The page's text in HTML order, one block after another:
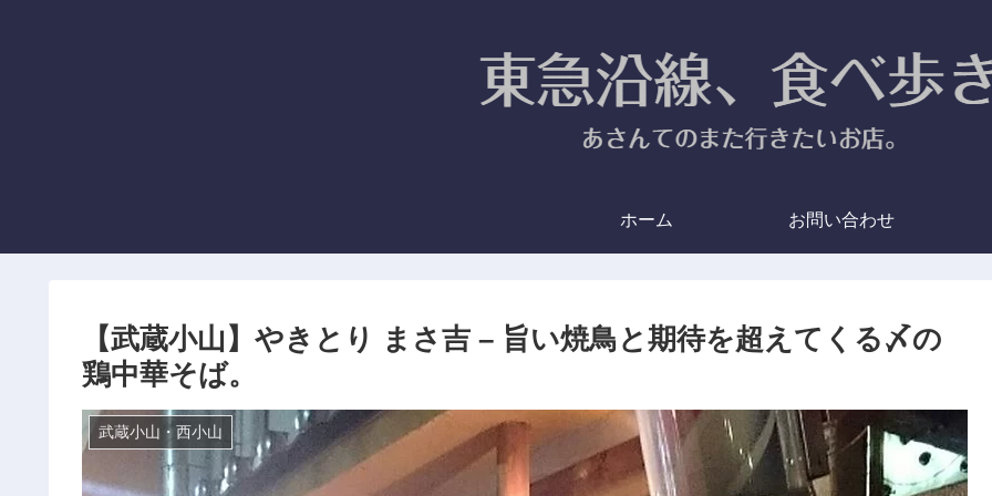
ホーム お問い合わせ
【武蔵小山】やきとり まさ吉 – 旨い焼鳥と期待を超えてくる〆の
鶏中華そば。
武蔵小山・西小山